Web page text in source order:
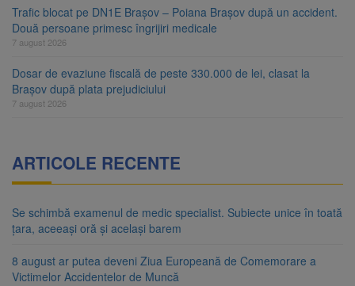
Trafic blocat pe DN1E Brașov – Poiana Brașov după un accident.
Două persoane primesc îngrijiri medicale
7 august 2026
Dosar de evaziune fiscală de peste 330.000 de lei, clasat la
Brașov după plata prejudiciului
7 august 2026
ARTICOLE RECENTE
Se schimbă examenul de medic specialist. Subiecte unice în toată
țara, aceeași oră și același barem
8 august ar putea deveni Ziua Europeană de Comemorare a
Victimelor Accidentelor de Muncă